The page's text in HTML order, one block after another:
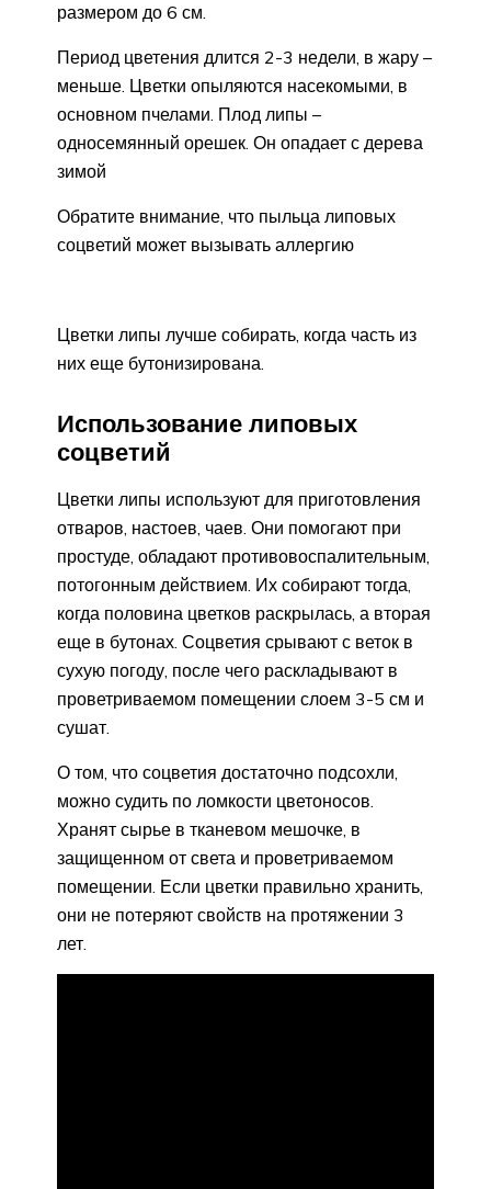
размером до 6 см.
Период цветения длится 2-3 недели, в жару –
меньше. Цветки опыляются насекомыми, в
основном пчелами. Плод липы –
односемянный орешек. Он опадает с дерева
зимой
Обратите внимание, что пыльца липовых
соцветий может вызывать аллергию
Цветки липы лучше собирать, когда часть из
них еще бутонизирована.
Использование липовых
соцветий
Цветки липы используют для приготовления
отваров, настоев, чаев. Они помогают при
простуде, обладают противовоспалительным,
потогонным действием. Их собирают тогда,
когда половина цветков раскрылась, а вторая
еще в бутонах. Соцветия срывают с веток в
сухую погоду, после чего раскладывают в
проветриваемом помещении слоем 3-5 см и
сушат.
О том, что соцветия достаточно подсохли,
можно судить по ломкости цветоносов.
Хранят сырье в тканевом мешочке, в
защищенном от света и проветриваемом
помещении. Если цветки правильно хранить,
они не потеряют свойств на протяжении 3
лет.